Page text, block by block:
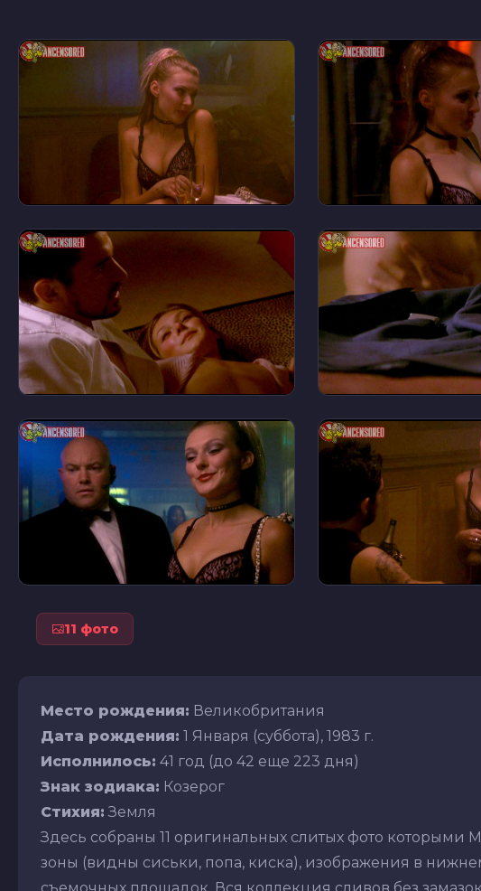
11 фото
Место рождения: Великобритания
Дата рождения: 1 Января (суббота), 1983 г.
Исполнилось: 41 год (до 42 еще 223 дня)
Знак зодиака: Козерог
Стихия: Земля
Здесь собраны 11 оригинальных слитых фото
зоны (видны сиськи, попа, киска), изображения в